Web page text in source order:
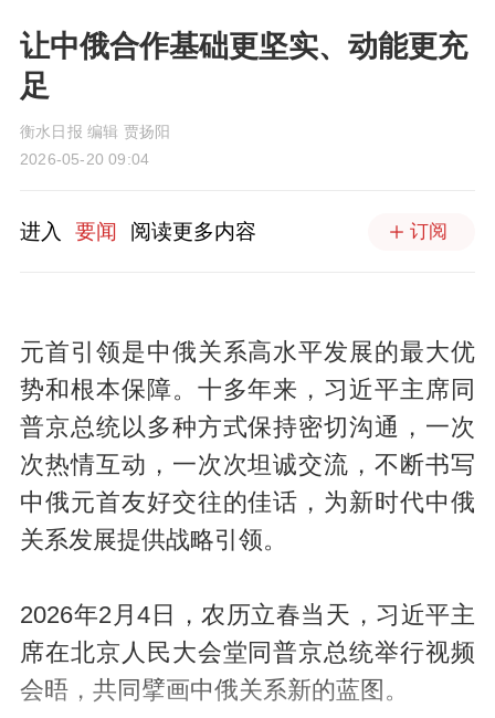
让中俄合作基础更坚实、动能更充
足
衡水日报 编辑 贾扬阳
2026-05-20 09:04
进入 要闻 阅读更多内容 订阅
元首引领是中俄关系高水平发展的最大优
势和根本保障。十多年来，习近平主席同
普京总统以多种方式保持密切沟通，一次
次热情互动，一次次坦诚交流，不断书写
中俄元首友好交往的佳话，为新时代中俄
关系发展提供战略引领。
2026年2月4日，农历立春当天，习近平主
席在北京人民大会堂同普京总统举行视频
会晤，共同擘画中俄关系新的蓝图。